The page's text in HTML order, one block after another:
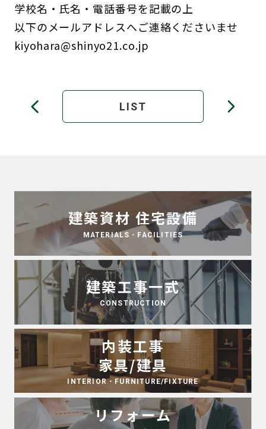
学校名・氏名・電話番号を記載の上
以下のメールアドレスへご連絡くださいませ
kiyohara@shinyo21.co.jp
LIST
建築資材 住宅設備
MATERIALS・FACILITIES
建築工事一式
CONSTRUCTION
内装工事
家具/建具
INTERIOR・FURNITURE/FIXTURE
リフォーム